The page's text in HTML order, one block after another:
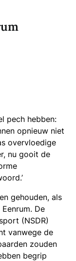
pech hebben:
opnieuw niet
overvloedige
nu gooit de
gehouden, als
De
(NSDR)
vanwege de
zouden
begrip